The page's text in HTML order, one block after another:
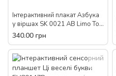
Інтерактивний плакат Азбука
у віршах SK 0021 AB Limo Toy
дитячі розвиваючі навчальні
іграшки для дітей звуки пісні
ігри
340.00 грн